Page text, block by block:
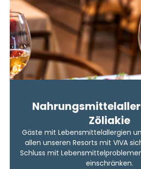
Zöliakie
Gäste mit Lebensmittelallergien
allen unseren Resorts mit VIVA
Schluss mit
einschränken.